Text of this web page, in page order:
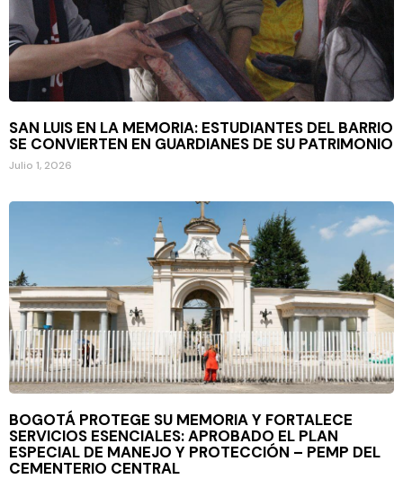
SAN LUIS EN LA MEMORIA: ESTUDIANTES DEL BARRIO
SE CONVIERTEN EN GUARDIANES DE SU PATRIMONIO
Julio 1, 2026
BOGOTÁ PROTEGE SU MEMORIA Y FORTALECE
SERVICIOS ESENCIALES: APROBADO EL PLAN
ESPECIAL DE MANEJO Y PROTECCIÓN – PEMP DEL
CEMENTERIO CENTRAL